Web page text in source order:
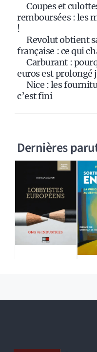
Coupes et
remboursées : les
!
Revolut obtient
française : ce qui
Carburant :
euros est prolongé
Nice : les
c’est fini
Dernières